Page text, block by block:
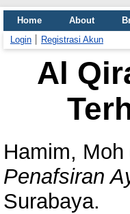
Home About
Login
Registrasi Akun
Al
Hamim, Moh
Penafsiran
Surabaya.